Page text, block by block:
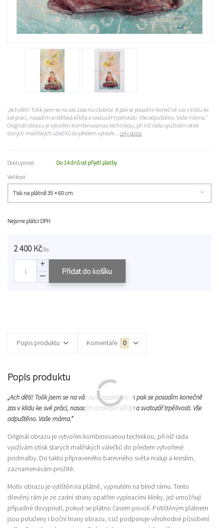
„Ach děti! Tolik jsem se na vás zase rozzlobila! A pak se posadím konečně zas v klidu ke
své práci, nasadím andělská křídla a svatozář trpělivosti. Vše odpuštěno. Vaše máma.“
Originál obrazu je vytvořen kombinovanou technikou, při níž ráda využívám otisk
starých malířských válečků do předem vytvoře... celý popis
Dostupnost
Do 14 dnů od přijetí platby
Velikost
Nejsme plátci DPH
2 400 Kč/ks
Přidat do košíku
Popis produktu Komentáře 0
Popis produktu
„Ach děti! Tolik jsem se na vás zase rozzlobila! A pak se posadím konečně
zas v klidu ke své práci, nasadím andělská křídla a svatozář trpělivosti. Vše
odpuštěno. Vaše máma.“
Originál obrazu je vytvořen kombinovanou technikou, při níž ráda
využívám otisk starých malířských válečků do předem vytvořené
podmalby. Do takto připraveného barevného světa maluji a kreslím,
zaznamenávám prožité.
Motiv obrazu je vytištěn na plátně, vypnutém na blind rámu. Tento
dřevěný rám je ze zadní strany opatřen vypínacími klínky, jež umožňují
případné dovypnutí, pokud se plátno časem povolí. Potištěným plátnem
jsou potaženy i boční hrany obrazu, což podporuje věrohodné působení